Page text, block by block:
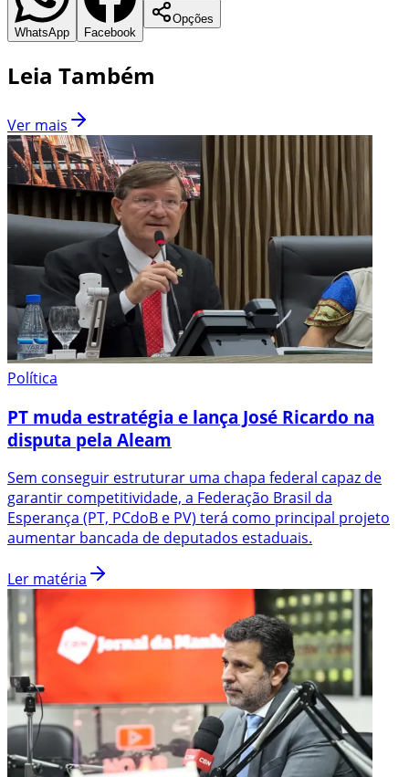
WhatsApp Facebook
Opções
Leia Também
Ver mais
Política
PT muda estratégia e lança José Ricardo na
disputa pela Aleam
Sem conseguir estruturar uma chapa federal capaz de
garantir competitividade, a Federação Brasil da
Esperança (PT, PCdoB e PV) terá como principal projeto
aumentar bancada de deputados estaduais.
Ler matéria